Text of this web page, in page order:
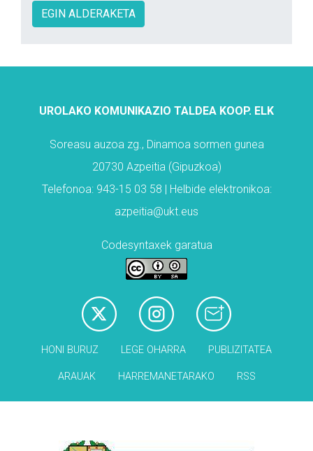
EGIN ALDERAKETA
UROLAKO KOMUNIKAZIO TALDEA KOOP. ELK
Soreasu auzoa zg., Dinamoa sormen gunea
20730 Azpeitia (Gipuzkoa)
Telefonoa: 943-15 03 58 | Helbide elektronikoa:
azpeitia@ukt.eus
Codesyntaxek garatua
HONI BURUZ LEGE OHARRA PUBLIZITATEA
ARAUAK HARREMANETARAKO RSS